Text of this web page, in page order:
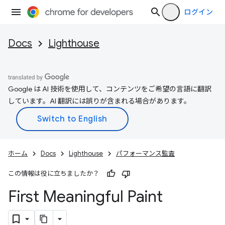
ログイン
Docs Lighthouse
Google は AI 技術を使用して、コンテンツをご希望の言語に翻訳
しています。AI 翻訳には誤りが含まれる場合があります。
ホーム Docs Lighthouse パフォーマンス監査
この情報は役に立ちましたか？
First Meaningful Paint